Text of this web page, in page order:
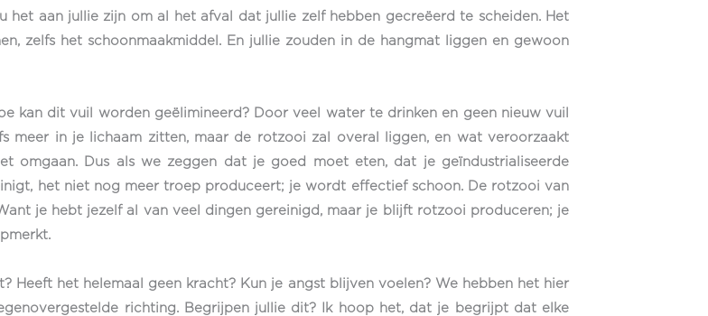
het aan jullie zijn om al het afval dat jullie zelf hebben gecreëerd te scheiden. Het
zelfs het schoonmaakmiddel. En jullie zouden in de hangmat liggen en gewoon
kan dit vuil worden geëlimineerd? Door veel water te drinken en geen nieuw vuil
meer in je lichaam zitten, maar de rotzooi zal overal liggen, en wat veroorzaakt
Dus als we zeggen dat je goed moet eten, dat je geïndustrialiseerde
het niet nog meer troep produceert; je wordt effectief schoon. De rotzooi van
je hebt jezelf al van veel dingen gereinigd, maar je blijft rotzooi produceren; je
het helemaal geen kracht? Kun je angst blijven voelen? We hebben het hier
richting. Begrijpen jullie dit? Ik hoop het, dat je begrijpt dat elke